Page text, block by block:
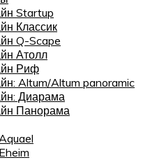
Startup
Классик
Q-Scape
Атолл
Риф
Altum/Altum panoramic
Диарама
Панорама